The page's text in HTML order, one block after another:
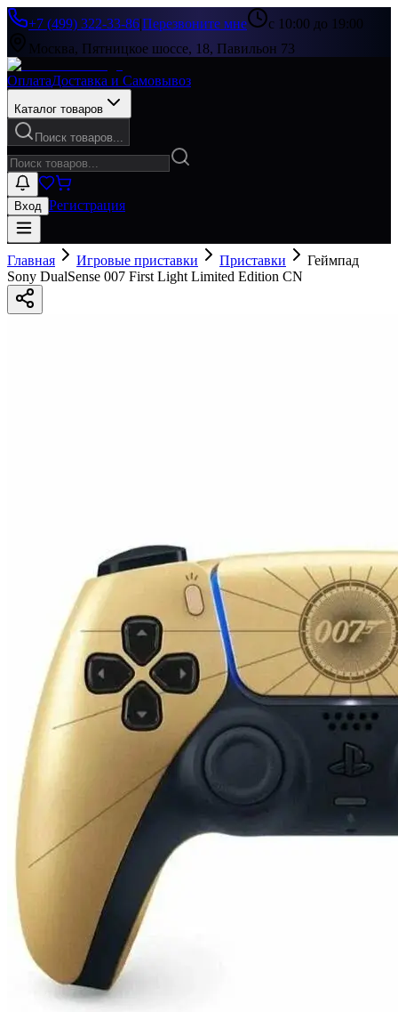
+7 (499) 322-33-86|Перезвоните мне
с 10:00 до 19:00
Москва, Пятницкое шоссе, 18, Павильон 73
ОплатаДоставка и Самовывоз
Каталог товаров
Поиск товаров...
Вход Регистрация
Главная Игровые приставки Приставки
Геймпад
Sony DualSense 007 First Light Limited Edition CN